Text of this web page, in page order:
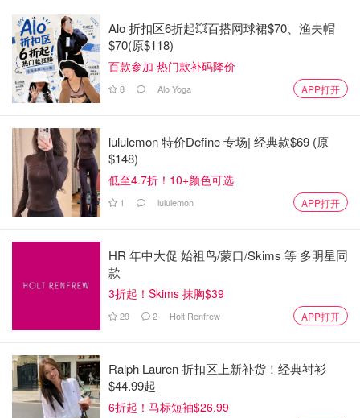
Alo 折扣区6折起💥百搭网球裙$70、渔夫帽
$70(原$118)
百款参加 热门款补码降价
8 Alo Yoga APP打开
lululemon 特价Define 专场| 经典款$69 (原
$148)
低至4.7折！10+颜色可选
1 lululemon APP打开
HR 年中大促 始祖鸟/蒙口/Skims 等 多明星同
款
3折起！Skims 抹胸$39
29 2 Holt Renfrew APP打开
Ralph Lauren 折扣区上新补货！经典衬衫
$44.99起
6折起！马标短袖$26.99